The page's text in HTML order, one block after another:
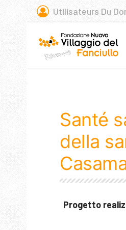
Utilisateurs Du
Santé
della
Progetto